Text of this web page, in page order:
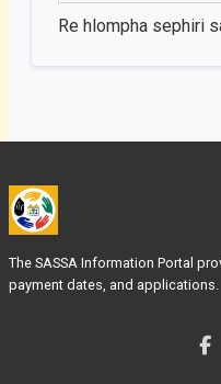
Re hlompha sephiri
The SASSA Information Portal
payment dates, and applications.